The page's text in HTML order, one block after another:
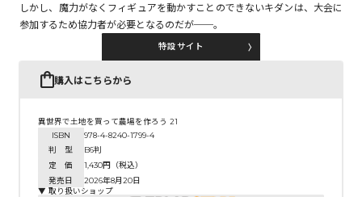
コミックエッセイ
閉じる
しかし、魔力がなくフィギュアを動かすことのできないキダンは、大会に
参加するため協力者が必要となるのだが──。
特設サイト
購入はこちらから
異世界で土地を買って農場を作ろう 21
ISBN
978-4-8240-1799-4
判 型
B6判
定 価
1,430円（税込）
発売日
2026年8月20日
▼ 取り扱いショップ